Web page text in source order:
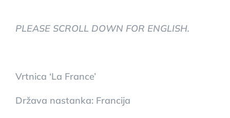
PLEASE SCROLL DOWN FOR ENGLISH.
Vrtnica ‘La France’
Država nastanka: Francija